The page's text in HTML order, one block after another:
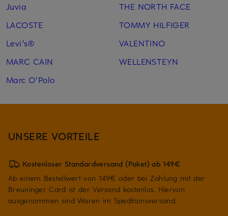
Juvia
LACOSTE
Levi's®
MARC CAIN
Marc O'Polo
THE NORTH FACE
TOMMY HILFIGER
VALENTINO
WELLENSTEYN
UNSERE VORTEILE
Kostenloser Standardversand (Paket) ab 149€
Ab einem Bestellwert von 149€ oder bei Zahlung mit der
Breuninger Card ist der Versand kostenlos. Hiervon
ausgenommen sind Waren im Speditionsversand.